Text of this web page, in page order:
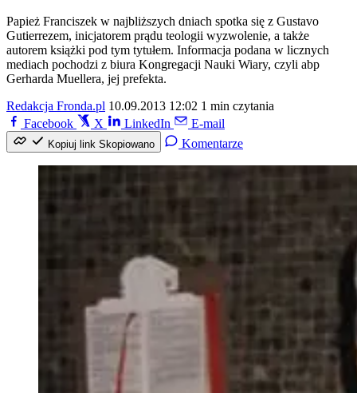
Papież Franciszek w najbliższych dniach spotka się z Gustavo
Gutierrezem, inicjatorem prądu teologii wyzwolenie, a także
autorem książki pod tym tytułem. Informacja podana w licznych
mediach pochodzi z biura Kongregacji Nauki Wiary, czyli abp
Gerharda Muellera, jej prefekta.
Redakcja Fronda.pl 10.09.2013 12:02 1 min czytania
Facebook
X LinkedIn E-mail
Kopiuj link Skopiowano Komentarze